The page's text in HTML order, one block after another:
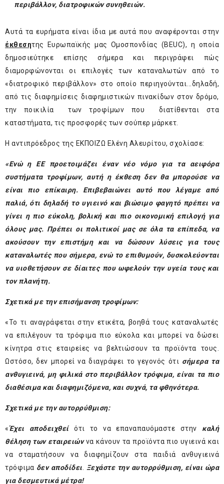
περιβάλλον, διατροφικών συνηθειών.
Αυτά τα ευρήματα είναι ίδια με αυτά που αναφέρονται στην
έκθεσητης Ευρωπαϊκής μας Ομοσπονδίας (BEUC), η οποία
δημοσιεύτηκε επίσης σήμερα και περιγράφει πώς
διαμορφώνονται οι επιλογές των καταναλωτών από το
«διατροφικό περιβάλλον» στο οποίο περιηγούνται...δηλαδή,
από τις διαφημίσεις διαφημιστικών πινακίδων στον δρόμο,
την ποικιλία των τροφίμων που διατίθενται στα
καταστήματα, τις προσφορές των σούπερ μάρκετ.
Η αντιπρόεδρος της ΕΚΠΟΙΖΩ Ελένη Αλευρίτου, σχολίασε:
«Ενώ η ΕΕ προετοιμάζει έναν νέο νόμο για τα αειφόρα
συστήματα τροφίμων, αυτή η έκθεση δεν θα μπορούσε να
είναι πιο επίκαιρη. Επιβεβαιώνει αυτό που λέγαμε από
παλιά, ότι δηλαδή το υγιεινό και βιώσιμο φαγητό πρέπει να
γίνει η πιο εύκολη, βολική και πιο οικονομική επιλογή για
όλους μας. Πρέπει οι πολιτικοί μας σε όλα τα επίπεδα, να
ακούσουν την επιστήμη και να δώσουν λύσεις για τους
καταναλωτές που σήμερα, ενώ το επιθυμούν, δυσκολεύονται
να υιοθετήσουν σε δίαιτες που ωφελούν την υγεία τους και
τον πλανήτη.
Σχετικά με την επισήμανση τροφίμων:
«Το τι αναγράφεται στην ετικέτα, βοηθά τους καταναλωτές
να επιλέγουν τα τρόφιμα πιο εύκολα και μπορεί να δώσει
κίνητρα στις εταιρείες να βελτιώσουν τα προϊόντα τους.
Ωστόσο, δεν μπορεί να διαγράψει το γεγονός ότι σήμερα τα
ανθυγιεινά, μη φιλικά στο περιβάλλον τρόφιμα, είναι τα πιο
διαθέσιμα και διαφημιζόμενα, και συχνά, τα φθηνότερα.
Σχετικά με την αυτορρύθμιση:
«Έχει αποδειχθείότι το να επαναπαυόμαστε στην καλή
θέληση των εταιρειώννα κάνουν τα προϊόντα πιο υγιεινά και
να σταματήσουν να διαφημίζουν στα παιδιά ανθυγιεινά
τρόφιμα δεν αποδίδει. Ξεχάστε την αυτορρύθμιση, είναι ώρα
για δεσμευτικά μέτρα!